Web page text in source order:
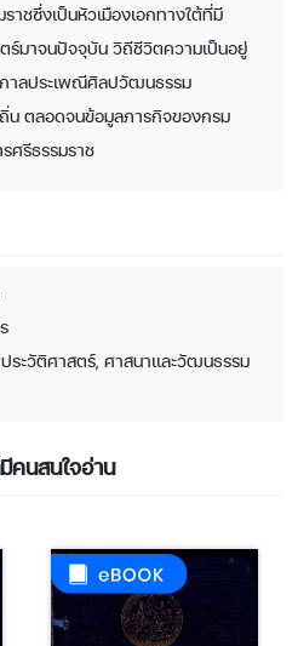
าชซึ่งเป็นหัวเมืองเอกทางใต้ที่มี
มาจนปัจจุบัน วิถีชีวิตความเป็นอยู่
าลประเพณีศิลปวัฒนธรรม
ตลอดจนข้อมูลภารกิจของกรม
ศรีธรรมราช
ระวัติศาสตร์, ศาสนาและวัฒนธรรม
คนสนใจอ่าน